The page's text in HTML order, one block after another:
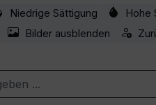
Niedrige Sättigung Hohe
Bilder ausblenden